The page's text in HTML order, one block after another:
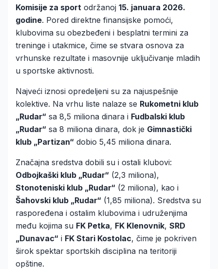
Komisije za sport održanoj 15. januara 2026.
godine. Pored direktne finansijske pomoći,
klubovima su obezbeđeni i besplatni termini za
treninge i utakmice, čime se stvara osnova za
vrhunske rezultate i masovnije uključivanje mladih
u sportske aktivnosti.
Najveći iznosi opredeljeni su za najuspešnije
kolektive. Na vrhu liste nalaze se Rukometni klub
„Rudar“ sa 8,5 miliona dinara i Fudbalski klub
„Rudar“ sa 8 miliona dinara, dok je Gimnastički
klub „Partizan“ dobio 5,45 miliona dinara.
Značajna sredstva dobili su i ostali klubovi:
Odbojkaški klub „Rudar“ (2,3 miliona),
Stonoteniski klub „Rudar“ (2 miliona), kao i
Šahovski klub „Rudar“ (1,85 miliona). Sredstva su
raspoređena i ostalim klubovima i udruženjima
među kojima su FK Petka, FK Klenovnik, SRD
„Dunavac“ i FK Stari Kostolac, čime je pokriven
širok spektar sportskih disciplina na teritoriji
opštine.